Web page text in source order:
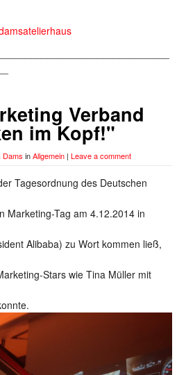
Verband
im Kopf!"
Dams inAllgemein | Leave a comment
Tagesordnung des Deutschen
Marketing-Tag am 4.12.2014 in
Alibaba) zu Wort kommen ließ,
Stars wie Tina Müller mit